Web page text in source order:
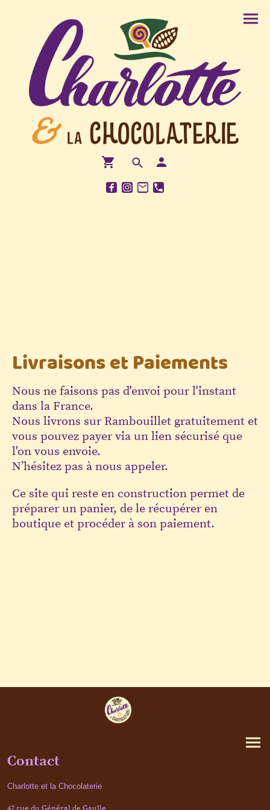
Livraisons et Paiements
Nous ne faisons pas d'envoi pour l'instant
dans la France.
Nous livrons sur Rambouillet gratuitement et
vous pouvez payer via un lien sécurisé que
l'on vous envoie.
N’hésitez pas à nous appeler.
Ce site qui reste en construction permet de
préparer un panier, de le récupérer en
boutique et procéder à son paiement.
Contact
Charlotte et la Chocolaterie